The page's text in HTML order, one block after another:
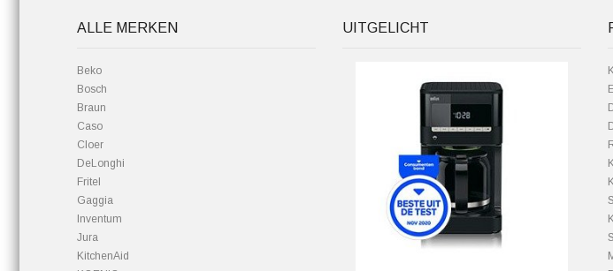
ALLE MERKEN
Beko
Bosch
Braun
Caso
Cloer
DeLonghi
Fritel
Gaggia
Inventum
Jura
KitchenAid
UITGELICHT